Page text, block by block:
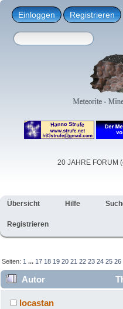
Einloggen Registrieren
20 JAHRE FORUM
Übersicht Hilfe
Registrieren
Seiten: 1 ... 17 18 19 20 21 22 23 24 25 26
Autor
(Bayern) am 6.3. ~ 22:36:54
locastan